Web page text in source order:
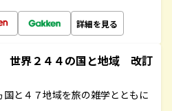
詳細を見る
世界２４４の国と地域 改訂
国と４７地域を旅の雑学とともに